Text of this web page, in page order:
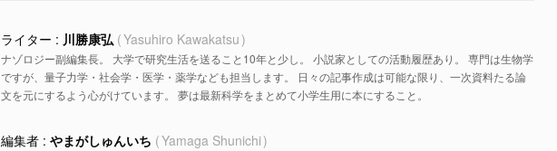
川勝康弘 Yasuhiro Kawakatsu
ナゾロジー副編集長。 大学で研究生活を送ること10年と少し。 小説家としての活動履歴あり。 専門は生物学
ですが、量子力学・社会学・医学・薬学なども担当します。 日々の記事作成は可能な限り、一次資料たる論
文を元にするよう心がけています。 夢は最新科学をまとめて小学生用に本にすること。
やまがしゅんいち Yamaga Shunichi